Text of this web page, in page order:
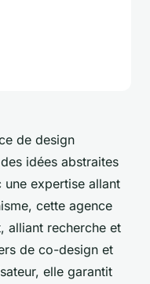
de design
idées abstraites
expertise allant
cette agence
alliant recherche et
de co-design et
elle garantit